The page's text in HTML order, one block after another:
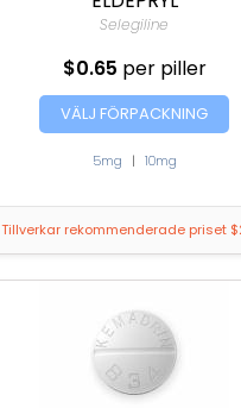
Selegiline
$0.65 per piller
VÄLJ FÖRPACKNING
5mg | 10mg
Tillverkar rekommenderade priset